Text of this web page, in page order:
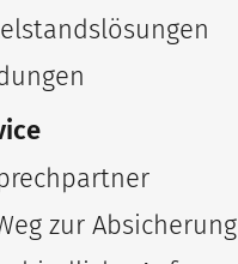
zur Absicherung